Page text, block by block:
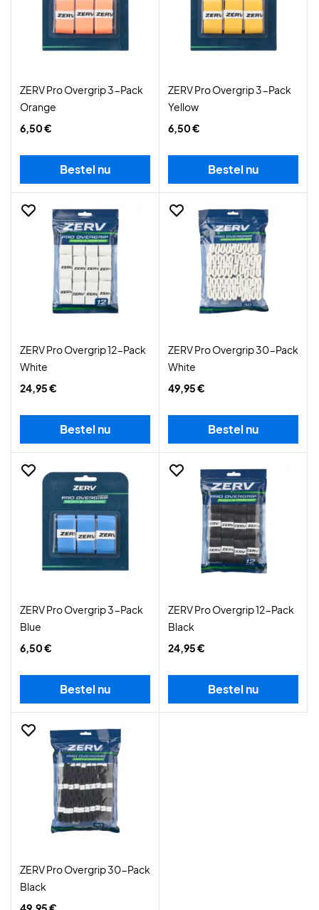
ZERV Pro Overgrip 3-Pack
Orange
6,50 €
Bestel nu
ZERV Pro Overgrip 3-Pack
Yellow
6,50 €
Bestel nu
ZERV Pro Overgrip 12-Pack
White
24,95 €
Bestel nu
ZERV Pro Overgrip 30-Pack
White
49,95 €
Bestel nu
ZERV Pro Overgrip 3-Pack
Blue
6,50 €
Bestel nu
ZERV Pro Overgrip 12-Pack
Black
24,95 €
Bestel nu
ZERV Pro Overgrip 30-Pack
Black